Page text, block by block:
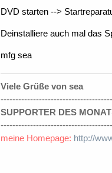
DVD starten -->
Deinstalliere auch mal das
mfg sea
Viele Grüße von sea
SUPPORTER DES
meine Homepage: http://